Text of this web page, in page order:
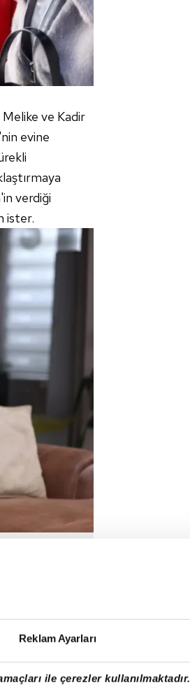
Reklam Ayarları
ile çerezler kullanılmaktadır.
ve Kadir
evine
verdiği
ister.